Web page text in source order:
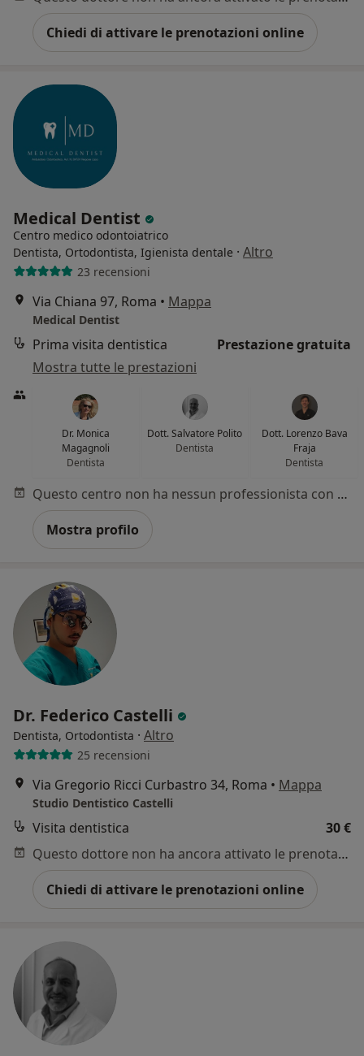
Chiedi di attivare le prenotazioni online
Medical Dentist
Centro medico odontoiatrico
Dentista, Ortodontista, Igienista dentale · Altro
23 recensioni
Via Chiana 97, Roma • Mappa
Medical Dentist
Prima visita dentistica
Prestazione gratuita
Mostra tutte le prestazioni
Dr. Monica
Magagnoli
Dentista
Dott. Salvatore Polito
Dentista
Dott. Lorenzo Bava
Fraja
Dentista
Questo centro non ha nessun professionista con date disponibili
Mostra profilo
Dr. Federico Castelli
Dentista, Ortodontista · Altro
25 recensioni
Via Gregorio Ricci Curbastro 34, Roma • Mappa
Studio Dentistico Castelli
Visita dentistica
30 €
Questo dottore non ha ancora attivato le prenotazioni online presso questo indirizzo.
Chiedi di attivare le prenotazioni online